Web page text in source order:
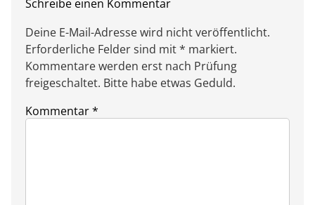
Schreibe einen Kommentar
Deine E-Mail-Adresse wird nicht veröffentlicht.
Erforderliche Felder sind mit * markiert.
Kommentare werden erst nach Prüfung
freigeschaltet. Bitte habe etwas Geduld.
Kommentar*